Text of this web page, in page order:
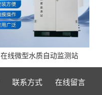
在线微型水质自动监测站
联系方式 在线留言